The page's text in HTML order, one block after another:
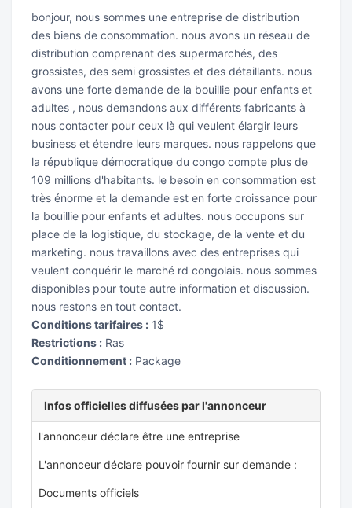
bonjour, nous sommes une entreprise de distribution
des biens de consommation. nous avons un réseau de
distribution comprenant des supermarchés, des
grossistes, des semi grossistes et des détaillants. nous
avons une forte demande de la bouillie pour enfants et
adultes , nous demandons aux différents fabricants à
nous contacter pour ceux là qui veulent élargir leurs
business et étendre leurs marques. nous rappelons que
la république démocratique du congo compte plus de
109 millions d'habitants. le besoin en consommation est
très énorme et la demande est en forte croissance pour
la bouillie pour enfants et adultes. nous occupons sur
place de la logistique, du stockage, de la vente et du
marketing. nous travaillons avec des entreprises qui
veulent conquérir le marché rd congolais. nous sommes
disponibles pour toute autre information et discussion.
nous restons en tout contact.
Conditions tarifaires : 1$
Restrictions : Ras
Conditionnement : Package
Infos officielles diffusées par l'annonceur
l'annonceur déclare être une entreprise
L'annonceur déclare pouvoir fournir sur demande :
Documents officiels